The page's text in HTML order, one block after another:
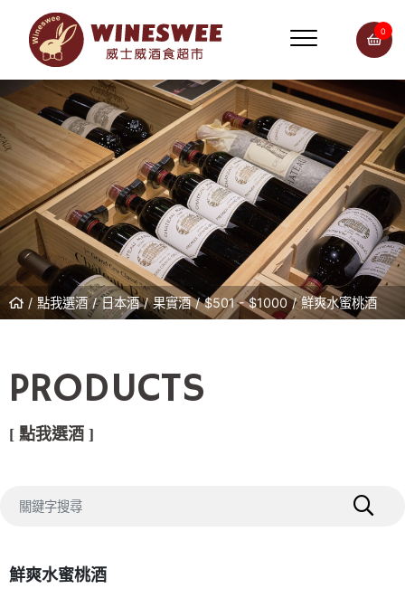
0
點我選酒 日本酒 果實酒 $501 - $1000 鮮爽水蜜桃酒
PRODUCTS
[ 點我選酒 ]
鮮爽水蜜桃酒